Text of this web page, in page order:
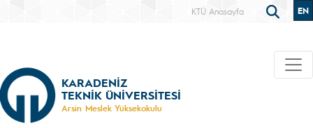
KTÜ Anasayfa EN
KARADENİZ
TEKNİK ÜNİVERSİTESİ
Arsin Meslek Yüksekokulu